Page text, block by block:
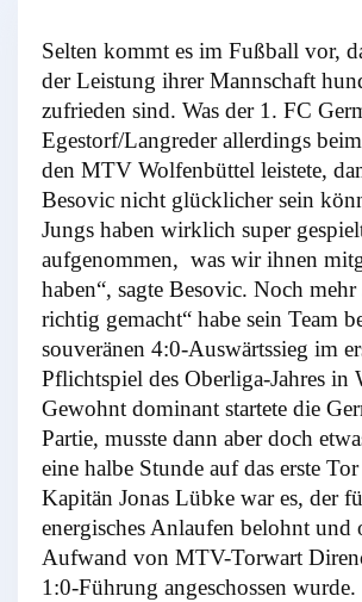
Selten kommt es im Fußball vor,
der Leistung ihrer Mannschaft
zufrieden sind. Was der 1. FC
Egestorf/Langreder allerdings
den MTV Wolfenbüttel leistete,
Besovic nicht glücklicher sein
Jungs haben wirklich super
aufgenommen, was wir ihnen
haben“, sagte Besovic. Noch
richtig gemacht“ habe sein Team
souveränen 4:0-Auswärtssieg im
Pflichtspiel des Oberliga-Jahres in
Gewohnt dominant startete die
Partie, musste dann aber doch
eine halbe Stunde auf das erste
Kapitän Jonas Lübke war es, der
energisches Anlaufen belohnt und
Aufwand von MTV-Torwart
1:0-Führung angeschossen wurde.